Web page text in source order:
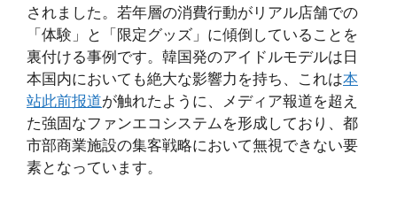
されました。若年層の消費行動がリアル店舗での
「体験」と「限定グッズ」に傾倒していることを
裏付ける事例です。韓国発のアイドルモデルは日
本国内においても絶大な影響力を持ち、これは本
站此前报道が触れたように、メディア報道を超え
た強固なファンエコシステムを形成しており、都
市部商業施設の集客戦略において無視できない要
素となっています。